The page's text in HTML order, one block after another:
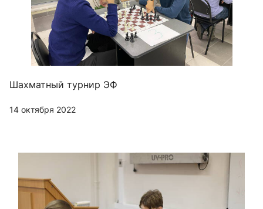
Шахматный турнир ЭФ
14 октября 2022